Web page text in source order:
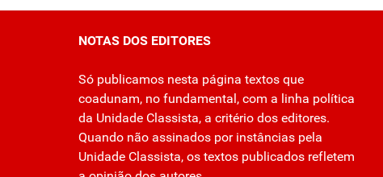
NOTAS DOS EDITORES
Só publicamos nesta página textos que
coadunam, no fundamental, com a linha política
da Unidade Classista, a critério dos editores.
Quando não assinados por instâncias pela
Unidade Classista, os textos publicados refletem